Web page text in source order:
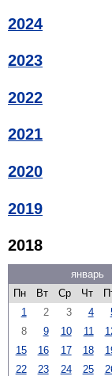
2024
2023
2022
2021
2020
2019
2018
январь
Пн
Вт Ср Чт
1
2 3 4
8
9 10 11
15
16 17 18
22
23 24 25